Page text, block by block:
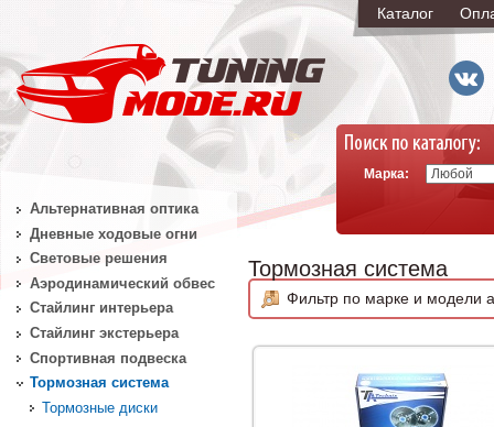
Каталог
Марка:
Тормозная система
Фильтр по марке и модели
Альтернативная оптика
Дневные ходовые огни
Световые решения
Аэродинамический обвес
Стайлинг интерьера
Стайлинг экстерьера
Спортивная подвеска
Тормозная система
Тормозные диски